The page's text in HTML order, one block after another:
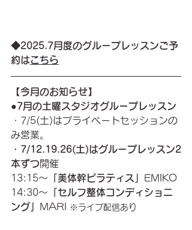
◆2025.7月度のグループレッスンご予
約はこちら
【今月のお知らせ】
●7月の土曜スタジオグループレッスン
・7/5(土)はプライベートセッションの
み営業。
・7/12.19.26(土)はグループレッスン2
本ずつ開催
13:15〜 「美体幹ピラティス」 EMIKO
14:30〜 「セルフ整体コンディショニ
ング」
MARI ※ライブ配信あり